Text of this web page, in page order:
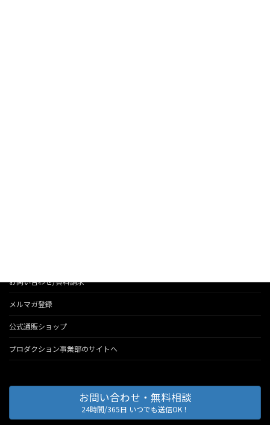
お問い合わせ/資料請求
メルマガ登録
公式通販ショップ
プロダクション事業部のサイトへ
お問い合わせ・無料相談
24時間/365日 いつでも送信OK！